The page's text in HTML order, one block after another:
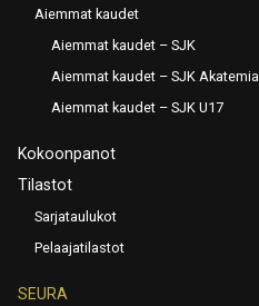
Aiemmat kaudet
Aiemmat kaudet – SJK
Aiemmat kaudet – SJK Akatemia
Aiemmat kaudet – SJK U17
Kokoonpanot
Tilastot
Sarjataulukot
Pelaajatilastot
SEURA